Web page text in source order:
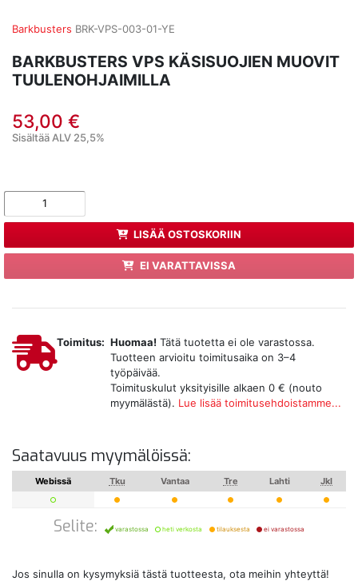
Barkbusters BRK-VPS-003-01-YE
BARKBUSTERS VPS KÄSISUOJIEN MUOVIT
TUULENOHJAIMILLA
53,00 €
Sisältää ALV 25,5%
LISÄÄ OSTOSKORIIN
EI VARATTAVISSA
Toimitus: Huomaa! Tätä tuotetta ei ole varastossa.
Tuotteen arvioitu toimitusaika on 3–4
työpäivää.
Toimituskulut yksityisille alkaen 0 € (nouto
myymälästä). Lue lisää toimitusehdoistamme...
Saatavuus myymälöissä:
Webissä Tku Vantaa Tre Lahti Jkl
Selite: varastossa heti verkosta tilauksesta ei varastossa
Jos sinulla on kysymyksiä tästä tuotteesta, ota meihin yhteyttä!